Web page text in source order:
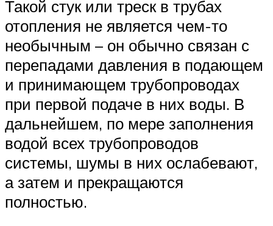
Такой стук или треск в трубах
отопления не является чем-то
необычным – он обычно связан с
перепадами давления в подающем
и принимающем трубопроводах
при первой подаче в них воды. В
дальнейшем, по мере заполнения
водой всех трубопроводов
системы, шумы в них ослабевают,
а затем и прекращаются
полностью.